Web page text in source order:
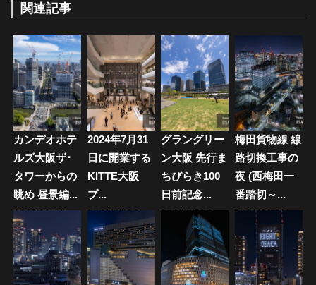
ビ
ゲ
ー
シ
ョ
ン
関連記事
カンデオホテ
ルズ大阪ザ･
タワーからの
眺め 昼景編...
2024.08.02
2024年7月31
日に開業する
KITTE大阪
プ...
2024.07.30
グラングリー
ン大阪 先行ま
ちびらき100
日前記念...
2024.05.30
梅田貨物線 線
路切換工事の
夜 (西梅田一
番踏切～...
2023.02.16